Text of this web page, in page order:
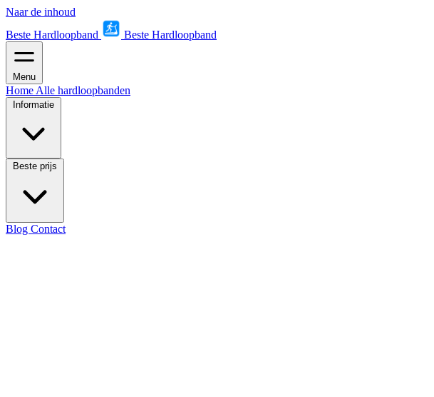
Naar de inhoud
Beste Hardloopband
Beste Hardloopband
Menu
Home Alle hardloopbanden
Informatie
Beste prijs
Blog Contact